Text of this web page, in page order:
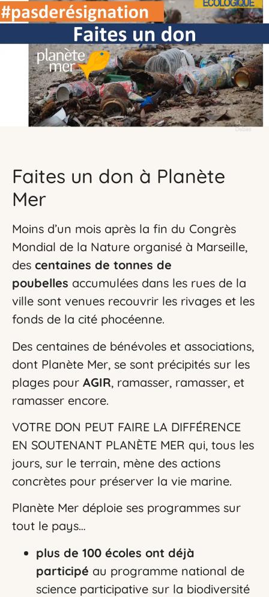
Faites un don à Planète
Mer
Moins d’un mois après la fin du Congrès
Mondial de la Nature organisé à Marseille,
des centaines de tonnes de
poubelles accumulées dans les rues de la
ville sont venues recouvrir les rivages et les
fonds de la cité phocéenne.
Des centaines de bénévoles et associations,
dont Planète Mer, se sont précipités sur les
plages pour AGIR, ramasser, ramasser, et
ramasser encore.
VOTRE DON PEUT FAIRE LA DIFFÉRENCE
EN SOUTENANT PLANÈTE MER qui, tous les
jours, sur le terrain, mène des actions
concrètes pour préserver la vie marine.
Planète Mer déploie ses programmes sur
tout le pays…
plus de 100 écoles ont déjà
participé au programme national de
science participative sur la biodiversité